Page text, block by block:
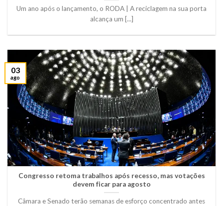
Um ano após o lançamento, o RODA | A reciclagem na sua porta
alcança um [...]
Congresso retoma trabalhos após recesso, mas votações
devem ficar para agosto
Câmara e Senado terão semanas de esforço concentrado antes
03
ago